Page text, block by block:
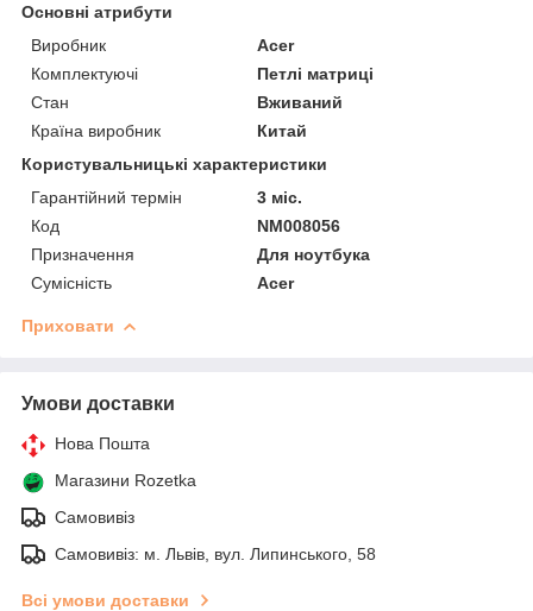
Основні атрибути
Виробник
Acer
Комплектуючі
Петлі матриці
Стан
Вживаний
Країна виробник
Китай
Користувальницькі характеристики
Гарантійний термін
3 міс.
Код
NM008056
Призначення
Для ноутбука
Сумісність
Acer
Приховати
Умови доставки
Нова Пошта
Магазини Rozetka
Самовивіз
Самовивіз: м. Львів, вул. Липинського, 58
Всі умови доставки